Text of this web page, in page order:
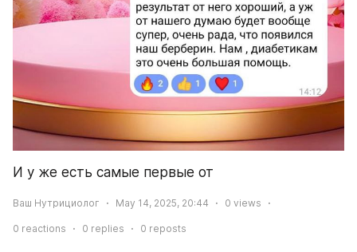
И у же есть самые первые от
Ваш Нутрициолог May 14, 2025, 20:44 0 views
0 reactions 0 replies 0 reposts